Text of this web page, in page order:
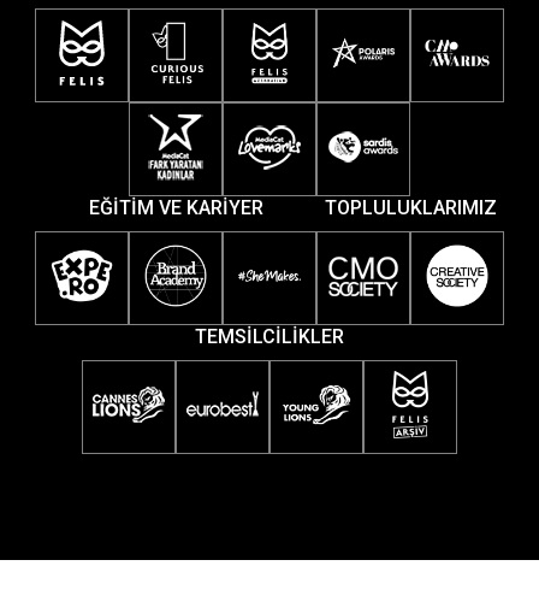
EĞİTİM VE KARİYER TOPLULUKLARIMIZ
TEMSİLCİLİKLER